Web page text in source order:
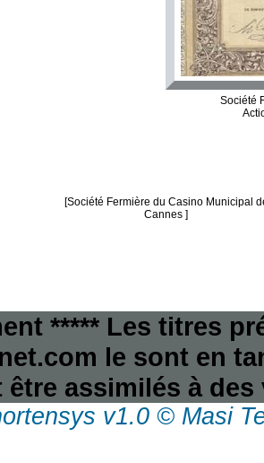
Société
[Société Fermière du Casino Municipal
Cannes ]
***** Les titres
le sont en
être assimilés à
v1.0 © Masi